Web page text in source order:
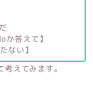
答えて】
ない】
えてみます。